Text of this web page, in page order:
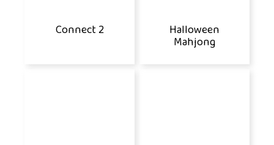
Connect 2 Halloween
Mahjong